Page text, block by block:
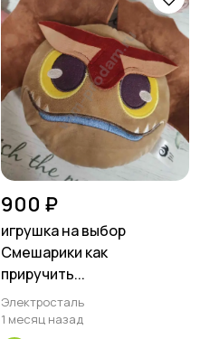
900 ₽
игрушка на выбор
Смешарики как
приручить...
Электросталь
1 месяц назад